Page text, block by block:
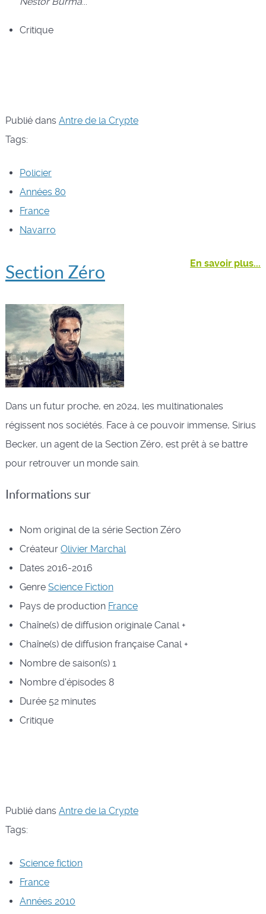
Critique
Publié dans Antre de la Crypte
Tags:
Policier
Années 80
France
Navarro
En savoir plus...
Section Zéro
Dans un futur proche, en 2024, les multinationales
régissent nos sociétés. Face à ce pouvoir immense, Sirius
Becker, un agent de la Section Zéro, est prêt à se battre
pour retrouver un monde sain.
Informations sur
Nom original de la série Section Zéro
Créateur Olivier Marchal
Dates 2016-2016
Genre Science Fiction
Pays de production France
Chaîne(s) de diffusion originale Canal +
Chaîne(s) de diffusion française Canal +
Nombre de saison(s) 1
Nombre d'épisodes 8
Durée 52 minutes
Critique
Publié dans Antre de la Crypte
Tags:
Science fiction
France
Années 2010